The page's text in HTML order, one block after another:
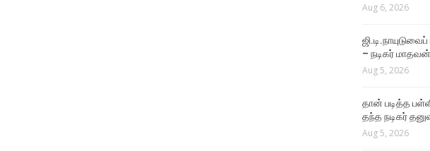
Aug 6, 2026
– நடிகர் மாதவன்
Aug 5, 2026
தான் படித்த
தந்த நடிகர்
Aug 5, 2026